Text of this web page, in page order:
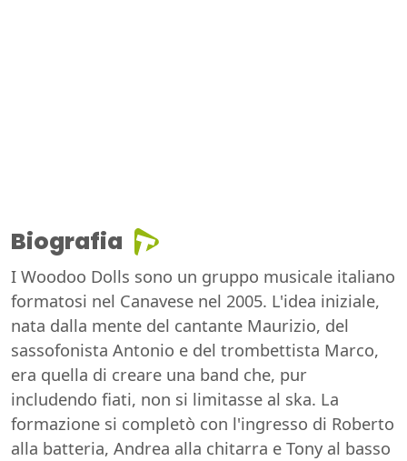
Biografia
I Woodoo Dolls sono un gruppo musicale italiano
formatosi nel Canavese nel 2005. L'idea iniziale,
nata dalla mente del cantante Maurizio, del
sassofonista Antonio e del trombettista Marco,
era quella di creare una band che, pur
includendo fiati, non si limitasse al ska. La
formazione si completò con l'ingresso di Roberto
alla batteria, Andrea alla chitarra e Tony al basso